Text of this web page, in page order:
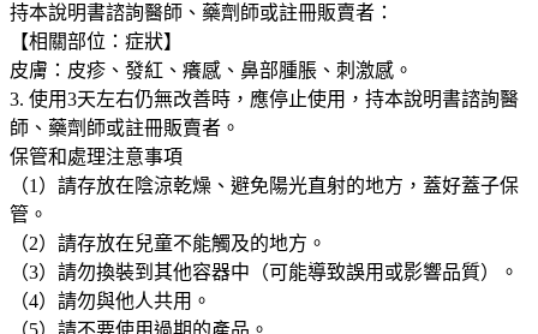
持本說明書諮詢醫師、藥劑師或註冊販賣者：
【相關部位：症狀】
皮膚：皮疹、發紅、癢感、鼻部腫脹、刺激感。
3. 使用3天左右仍無改善時，應停止使用，持本說明書諮詢醫
師、藥劑師或註冊販賣者。
保管和處理注意事項
（1）請存放在陰涼乾燥、避免陽光直射的地方，蓋好蓋子保
管。
（2）請存放在兒童不能觸及的地方。
（3）請勿換裝到其他容器中（可能導致誤用或影響品質）。
（4）請勿與他人共用。
（5）請不要使用過期的產品。